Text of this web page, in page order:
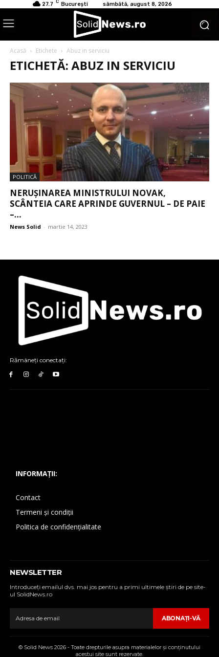
27.7 C București sâmbătă, august 8, 2026
Acasă Etichete Abuz in serviciu
ETICHETĂ: ABUZ IN SERVICIU
POLITICĂ
NERUȘINAREA MINISTRULUI NOVAK,
SCÂNTEIA CARE APRINDE GUVERNUL – DE PAIE
–...
News Solid - martie 14, 2023
Rămâneți conectați:
INFORMAȚII:
Contact
Termeni și condiții
Politica de confidențialitate
NEWSLETTER
Introduceţi emailul dvs. mai jos pentru a primi ultimele ştiri de pe site-
ul SolidNews.ro
ABONAŢI-VĂ
© Solid News 2026 - Toate drepturile asupra materialelor şi conţinutului
acestui site sunt rezervate.